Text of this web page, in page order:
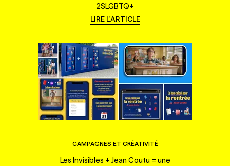
2SLGBTQ+
LIRE L'ARTICLE
CAMPAGNES ET CRÉATIVITÉ
Les Invisibles + Jean Coutu = une